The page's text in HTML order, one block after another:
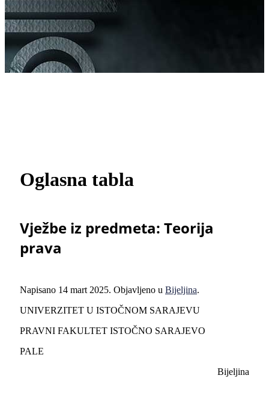
Oglasna tabla
Vježbe iz predmeta: Teorija
prava
Napisano 14 mart 2025. Objavljeno u Bijeljina.
UNIVERZITET U ISTOČNOM SARAJEVU
PRAVNI FAKULTET ISTOČNO SARAJEVO
PALE
Bijeljina